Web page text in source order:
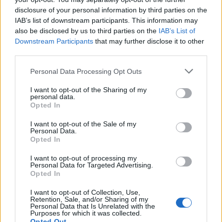
disclosure of your personal information by third parties on the
IAB’s list of downstream participants. This information may
also be disclosed by us to third parties on the IAB’s List of
Downstream Participants that may further disclose it to other
Personal Data Processing Opt Outs
I want to opt-out of the Sharing of my
personal data.
Opted In
I want to opt-out of the Sale of my
Personal Data.
Opted In
I want to opt-out of processing my
Personal Data for Targeted Advertising.
Opted In
I want to opt-out of Collection, Use,
Retention, Sale, and/or Sharing of my
Personal Data that Is Unrelated with the
Purposes for which it was collected.
GAZDASÁG
magyar krónikus betegek ellátásában
27 milliárd forint uniós támogatást fordítanak a programra.
PORTFOLIO BLOGGER
BANKMONITOR
Otthon Start: visszaszáll a kamatversenybe az
UniCredit Bank
Otthon Start hitelt az UniCredit Bank, ez jelentős
megtakarítást jelenthet a standard évi 3 százalékos
kamathoz képest. De arról sem s
CHIKANSPLANET